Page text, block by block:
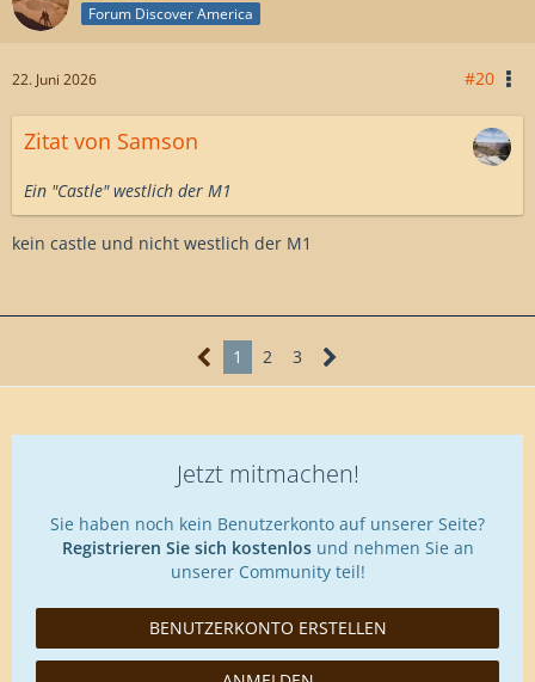
Forum Discover America
22. Juni 2026 #20
Zitat von Samson
Ein "Castle" westlich der M1
kein castle und nicht westlich der M1
1 2 3
Jetzt mitmachen!
Sie haben noch kein Benutzerkonto auf unserer Seite?
Registrieren Sie sich kostenlosund nehmen Sie an
unserer Community teil!
BENUTZERKONTO ERSTELLEN